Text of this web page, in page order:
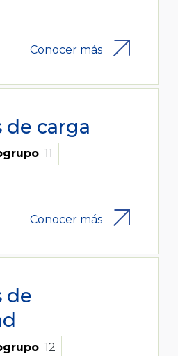
Conocer más
de carga
11
Conocer más
de
12